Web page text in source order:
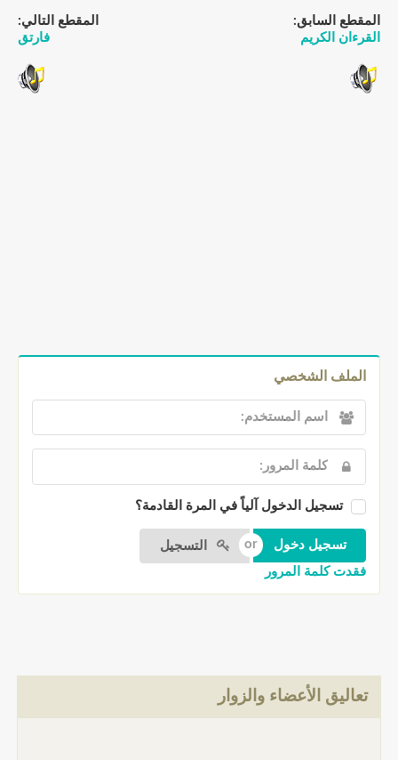
المقطع السابق:
القرءان الكريم
المقطع التالي:
فارتق
الملف الشخصي
تسجيل الدخول آلياً في المرة القادمة؟
التسجيل
فقدت كلمة المرور
تعاليق الأعضاء والزوار